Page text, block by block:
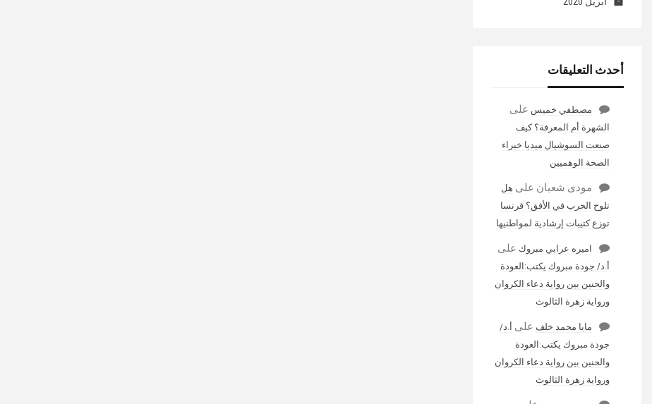
أحدث التعليقات
مصطفي خميس على
الشهرة أم المعرفة؟ كيف
صنعت السوشيال ميديا خبراء
الصحة الوهميين
مودى شعبان على هل
تلوح الحرب في الأفق؟ فرنسا
توزع كتيبات إرشادية لمواطنيها
اميره عرابي مبروك على
أ.د/ جودة مبروك يكتب:العودة
والحنين بين رواية دعاء الكروان
ورواية زهرة الثالوث
مايا محمد خلف على أ.د/
جودة مبروك يكتب:العودة
والحنين بين رواية دعاء الكروان
ورواية زهرة الثالوث